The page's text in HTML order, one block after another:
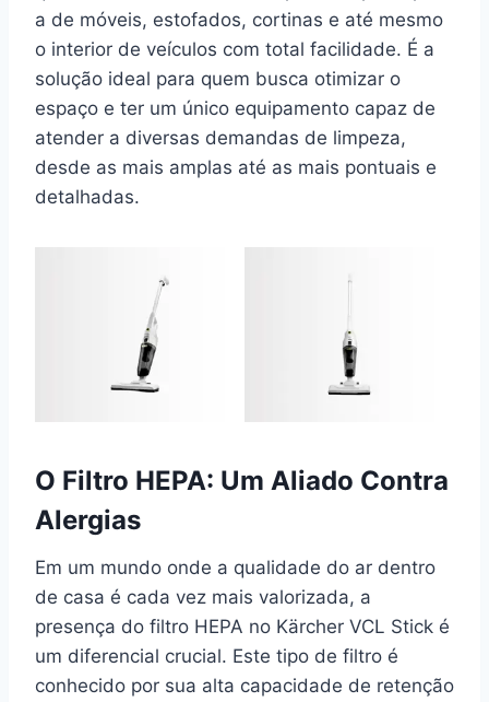
a de móveis, estofados, cortinas e até mesmo
o interior de veículos com total facilidade. É a
solução ideal para quem busca otimizar o
espaço e ter um único equipamento capaz de
atender a diversas demandas de limpeza,
desde as mais amplas até as mais pontuais e
detalhadas.
O Filtro HEPA: Um Aliado Contra
Alergias
Em um mundo onde a qualidade do ar dentro
de casa é cada vez mais valorizada, a
presença do filtro HEPA no Kärcher VCL Stick é
um diferencial crucial. Este tipo de filtro é
conhecido por sua alta capacidade de retenção